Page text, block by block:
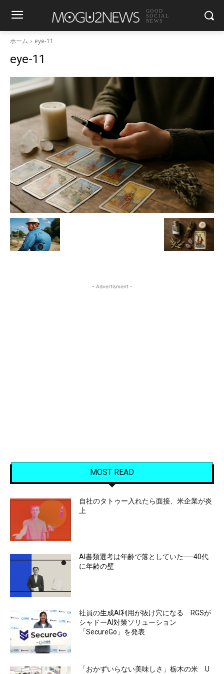
GOOD
SOCIAL
NEWS
ホーム eye-11
eye-11
- Advertisment -
MOST READ
自社のタトゥー入れたら面接、米企業が炎
上
AI書類選考は年齢で落としていた──40代
に年齢の壁
社員の生成AI利用が抜け穴になる RGSが
シャドーAI対策ソリューション
「SecureGo」を発表
「おかずいらない美味しさ」栃木の米 U